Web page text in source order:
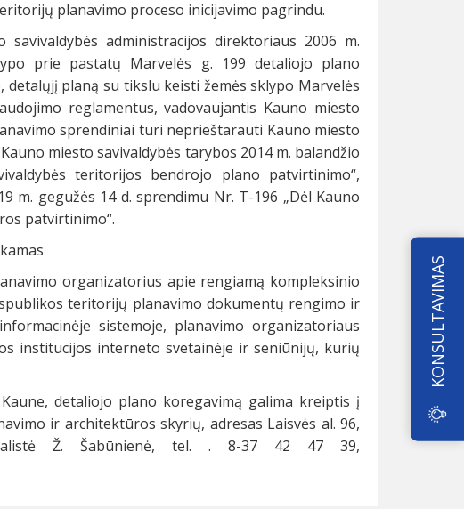
planavimo proceso inicijavimo pagrindu.
administracijos direktoriaus 2006 m.
prie pastatų Marvelės g. 199 detaliojo plano
planą su tikslu keisti žemės sklypo Marvelės
reglamentus, vadovaujantis Kauno miesto
sprendiniai turi neprieštarauti Kauno miesto
miesto savivaldybės tarybos 2014 m. balandžio
teritorijos bendrojo plano patvirtinimo“,
m. gegužės 14 d. sprendimu Nr. T-196 „Dėl Kauno
patvirtinimo“.
organizatorius apie rengiamą kompleksinio
teritorijų planavimo dokumentų rengimo ir
sistemoje, planavimo organizatoriaus
institucijos interneto svetainėje ir seniūnijų, kurių
detaliojo plano koregavimą galima kreiptis į
ir architektūros skyrių, adresas Laisvės al. 96,
Ž. Šabūnienė, tel. . 8-37 42 47 39,
KONSULTAVIMAS